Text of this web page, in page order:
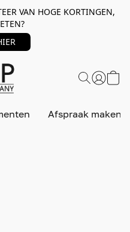
VAN HOGE KORTINGEN,
Afspraak maken